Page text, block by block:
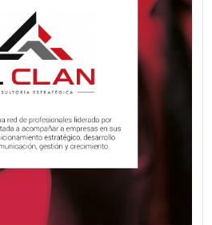
Vial 2025 revela una
el uso del cinturón de
aumento preocupante
en los